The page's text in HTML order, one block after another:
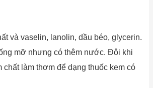
và vaselin, lanolin, dầu béo, glycerin.
mỡ nhưng có thêm nước. Đôi khi
chất làm thơm để dạng thuốc kem có